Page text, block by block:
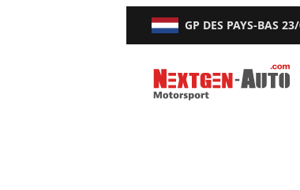
GP DES PAYS-BAS
Nextgen-Auto.com